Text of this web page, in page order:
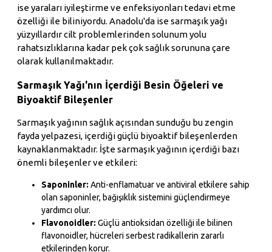
ise yaraları iyileştirme ve enfeksiyonları tedavi etme
özelliği ile biliniyordu. Anadolu'da ise sarmaşık yağı
yüzyıllardır cilt problemlerinden solunum yolu
rahatsızlıklarına kadar pek çok sağlık sorununa çare
olarak kullanılmaktadır.
Sarmaşık Yağı'nın İçerdiği Besin Öğeleri ve
Biyoaktif Bileşenler
Sarmaşık yağının sağlık açısından sunduğu bu zengin
fayda yelpazesi, içerdiği güçlü biyoaktif bileşenlerden
kaynaklanmaktadır. İşte sarmaşık yağının içerdiği bazı
önemli bileşenler ve etkileri:
Saponinler: Anti-enflamatuar ve antiviral etkilere sahip
olan saponinler, bağışıklık sistemini güçlendirmeye
yardımcı olur.
Flavonoidler: Güçlü antioksidan özelliği ile bilinen
flavonoidler, hücreleri serbest radikallerin zararlı
etkilerinden korur.